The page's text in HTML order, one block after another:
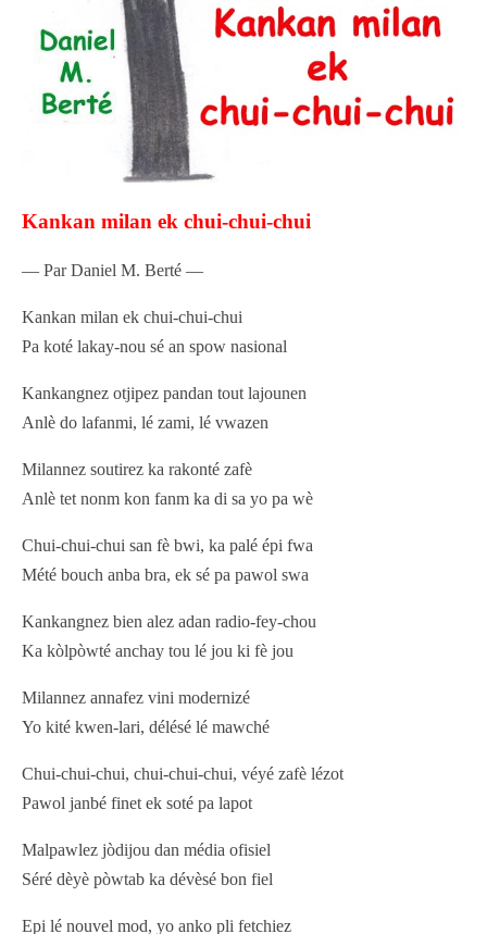
Kankan milan ek chui-chui-chui
— Par Daniel M. Berté —
Kankan milan ek chui-chui-chui
Pa koté lakay-nou sé an spow nasional
Kankangnez otjipez pandan tout lajounen
Anlè do lafanmi, lé zami, lé vwazen
Milannez soutirez ka rakonté zafè
Anlè tet nonm kon fanm ka di sa yo pa wè
Chui-chui-chui san fè bwi, ka palé épi fwa
Mété bouch anba bra, ek sé pa pawol swa
Kankangnez bien alez adan radio-fey-chou
Ka kòlpòwté anchay tou lé jou ki fè jou
Milannez annafez vini modernizé
Yo kité kwen-lari, délésé lé mawché
Chui-chui-chui, chui-chui-chui, véyé zafè lézot
Pawol janbé finet ek soté pa lapot
Malpawlez jòdijou dan média ofisiel
Séré dèyè pòwtab ka dévèsé bon fiel
Epi lé nouvel mod, yo anko pli fetchiez